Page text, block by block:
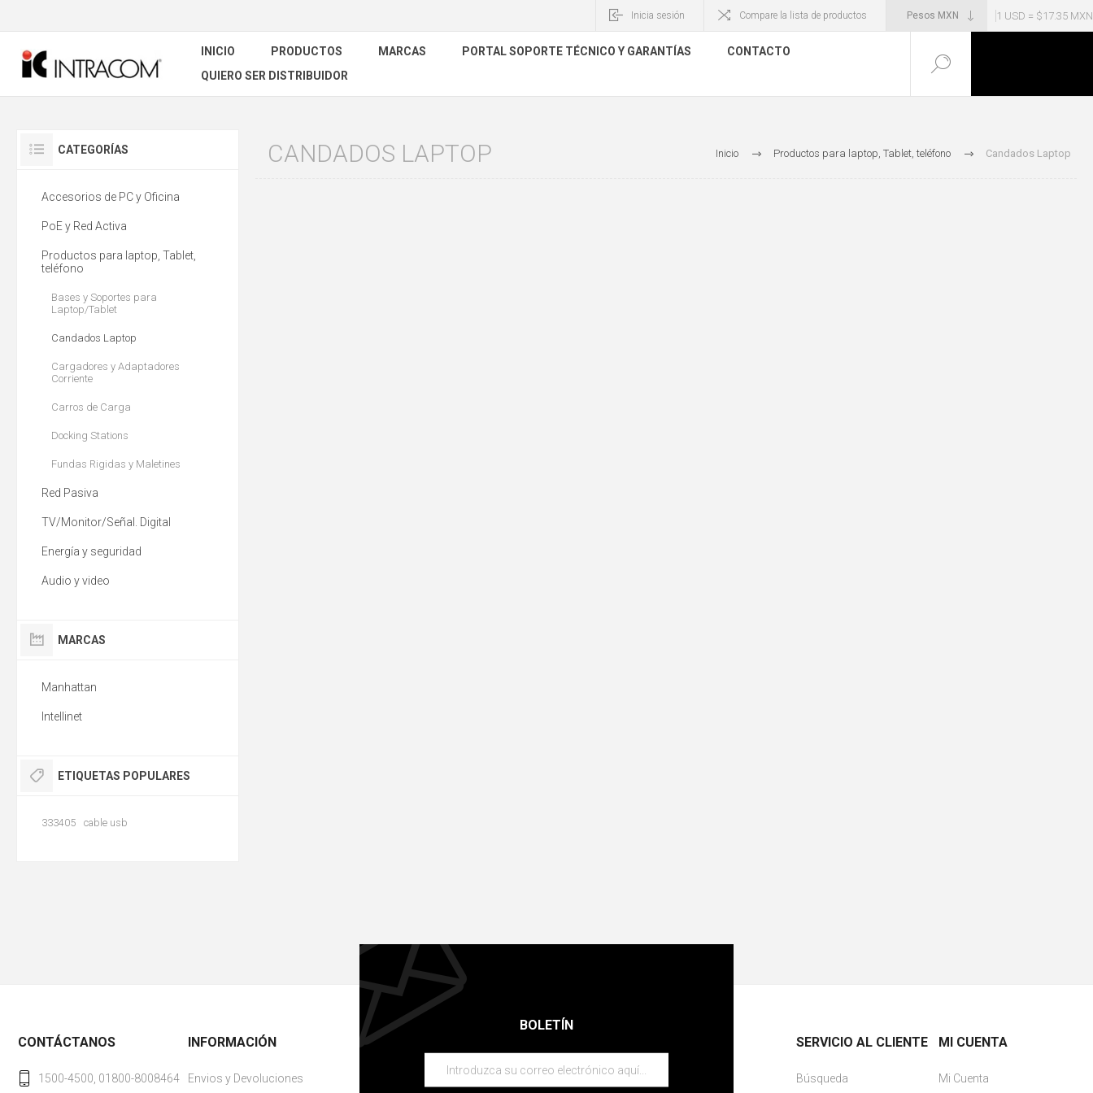
1 USD = $17.35 MXN
Inicia sesión Compare la lista de productos
INICIO PRODUCTOS MARCAS PORTAL SOPORTE TÉCNICO Y GARANTÍAS
CONTACTO
QUIERO SER DISTRIBUIDOR
Inicio Productos para laptop, Tablet, teléfono Candados Laptop
CANDADOS LAPTOP
CATEGORÍAS
Accesorios de PC y Oficina
PoE y Red Activa
Productos para laptop, Tablet,
teléfono
Bases y Soportes para
Laptop/Tablet
Candados Laptop
Cargadores y Adaptadores
Corriente
Carros de Carga
Docking Stations
Fundas Rigidas y Maletines
Red Pasiva
TV/Monitor/Señal. Digital
Energía y seguridad
Audio y video
MARCAS
Manhattan
Intellinet
ETIQUETAS POPULARES
333405 cable usb
BOLETÍN
CONTÁCTANOS
1500-4500, 01800-8008464
INFORMACIÓN
Envios y Devoluciones
SERVICIO AL CLIENTE
Búsqueda
MI CUENTA
Mi Cuenta